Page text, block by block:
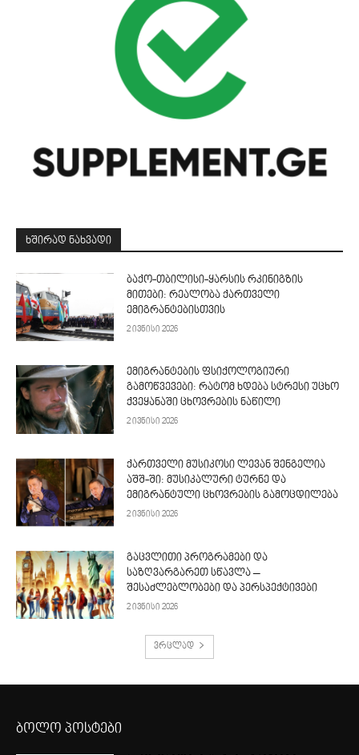
ᲮᲨᲘᲠᲐᲓ ᲜᲐᲮᲕᲐᲓᲘ
ბაქო-თბილისი-ყარსის რკინიგზის
მითები: რეალობა ქართველი
ემიგრანტებისთვის
2 ივნისი 2026
ემიგრანტების ფსიქოლოგიური
გამოწვევები: რატომ ხდება სტრესი უცხო
ქვეყანაში ცხოვრების ნაწილი
2 ივნისი 2026
ქართველი მუსიკოსი ლევან შენგელია
აშშ-ში: მუსიკალური ტურნე და
ემიგრანტული ცხოვრების გამოცდილება
2 ივნისი 2026
გაცვლითი პროგრამები და
საზღვარგარეთ სწავლა –
შესაძლებლობები და პერსპექტივები
2 ივნისი 2026
ვრცლად
ბოლო პოსტები